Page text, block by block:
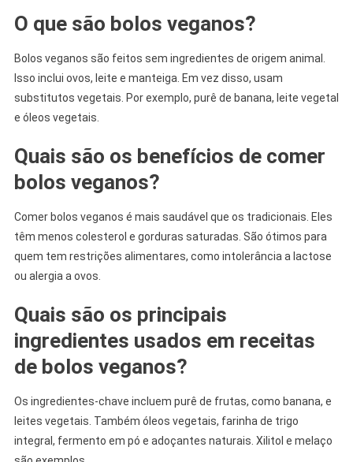
O que são bolos veganos?
Bolos veganos são feitos sem ingredientes de origem animal.
Isso inclui ovos, leite e manteiga. Em vez disso, usam
substitutos vegetais. Por exemplo, purê de banana, leite vegetal
e óleos vegetais.
Quais são os benefícios de comer
bolos veganos?
Comer bolos veganos é mais saudável que os tradicionais. Eles
têm menos colesterol e gorduras saturadas. São ótimos para
quem tem restrições alimentares, como intolerância a lactose
ou alergia a ovos.
Quais são os principais
ingredientes usados em receitas
de bolos veganos?
Os ingredientes-chave incluem purê de frutas, como banana, e
leites vegetais. Também óleos vegetais, farinha de trigo
integral, fermento em pó e adoçantes naturais. Xilitol e melaço